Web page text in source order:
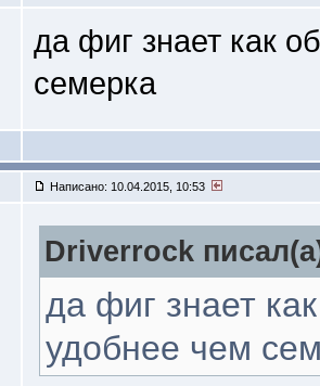
да фиг знает как
семерка
Написано: 10.04.2015, 10:53
Driverrock
да фиг знает
удобнее чем